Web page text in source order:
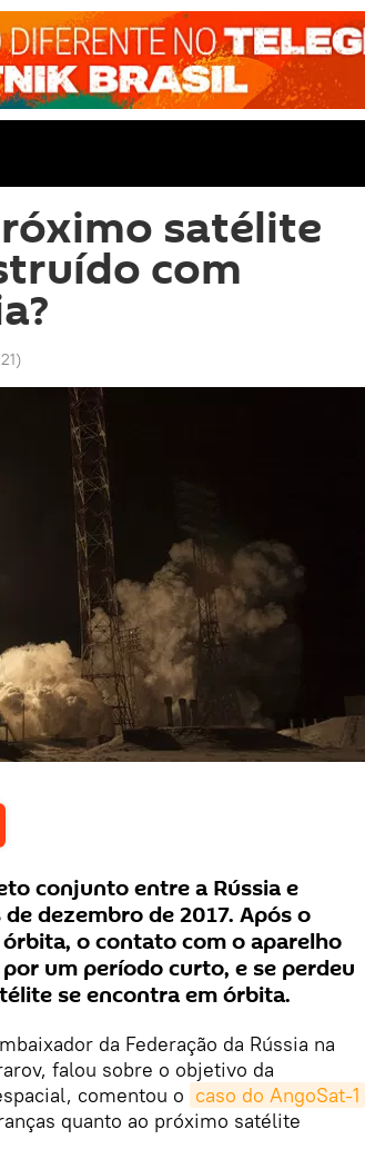
satélite
com
)
conjunto entre a Rússia e
dezembro de 2017. Após o
o contato com o aparelho
um período curto, e se perdeu
se encontra em órbita.
da Federação da Rússia na
falou sobre o objetivo da
comentou o caso do AngoSat-1
quanto ao próximo satélite